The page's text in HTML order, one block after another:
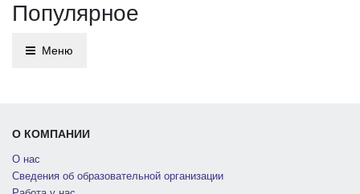
Популярное
Меню
О КОМПАНИИ
О нас
Сведения об образовательной организации